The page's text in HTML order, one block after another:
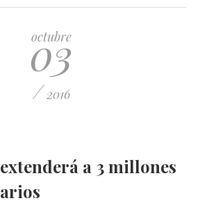
octubre
03
/ 2016
a 3 millones